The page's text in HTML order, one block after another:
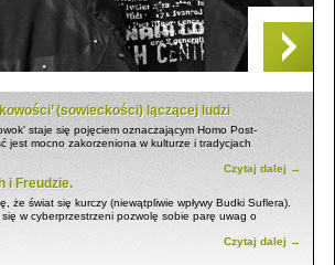
(sowieckości) lączącej ludzi
staje się pojęciem oznaczającym Homo Post-
jest mocno zakorzeniona w kulturze i tradycjach
Czytaj dalej →
i Freudzie.
że świat się kurczy (niewątpliwie wpływy Budki Suflera).
w cyberprzestrzeni pozwolę sobie parę uwag o
Czytaj dalej →